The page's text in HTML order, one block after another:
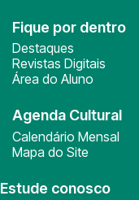
Fique por dentro
Destaques
Revistas Digitais
Área do Aluno
Agenda Cultural
Calendário Mensal
Mapa do Site
Estude conosco